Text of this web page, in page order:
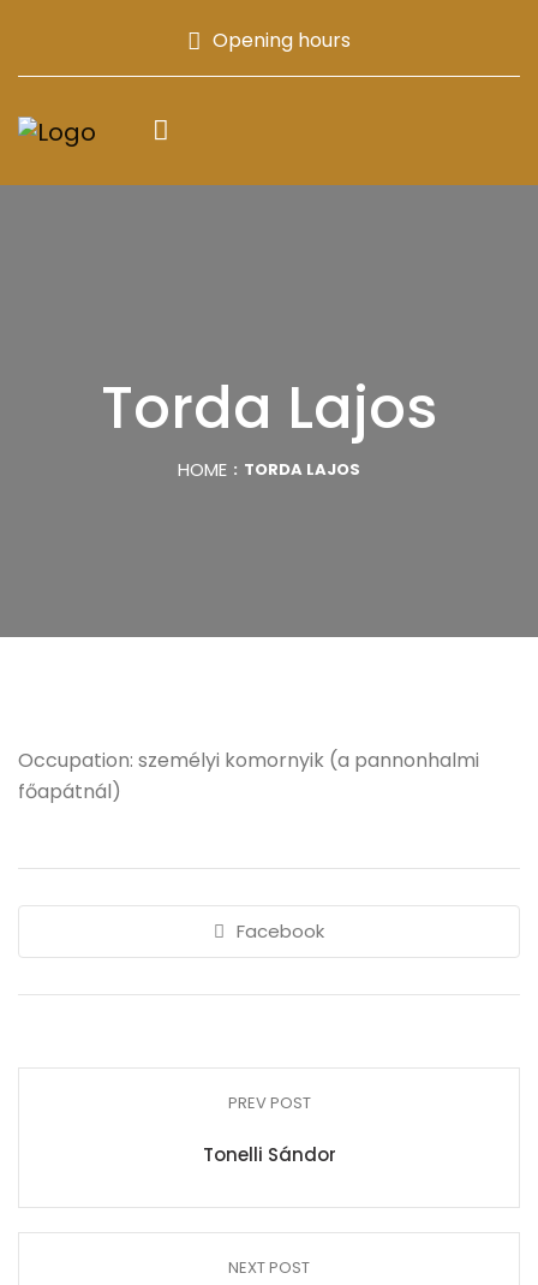
Opening hours
Torda Lajos
HOME TORDA LAJOS
Occupation: személyi komornyik (a pannonhalmi
főapátnál)
Facebook
PREV POST
Tonelli Sándor
NEXT POST